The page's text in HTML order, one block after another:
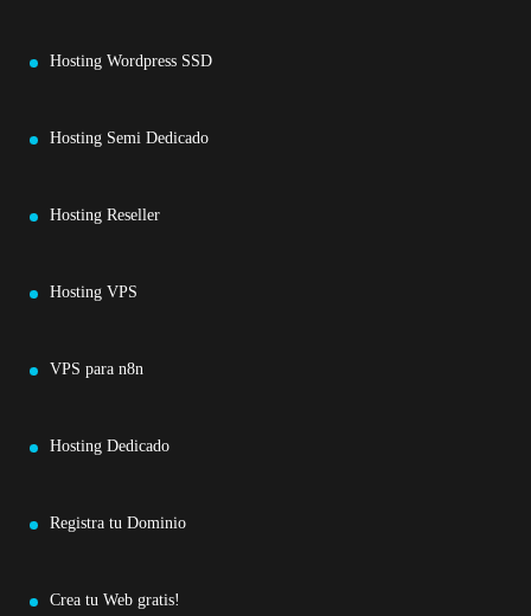
Hosting Wordpress SSD
Hosting Semi Dedicado
Hosting Reseller
Hosting VPS
VPS para n8n
Hosting Dedicado
Registra tu Dominio
Crea tu Web gratis!